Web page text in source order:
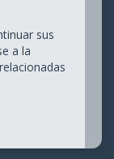
sus
a la